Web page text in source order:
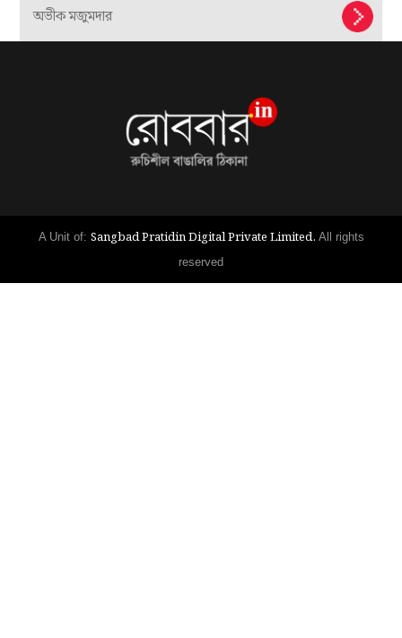
অভীক মজুমদার
A Unit of: Sangbad Pratidin Digital Private Limited. All rights
reserved